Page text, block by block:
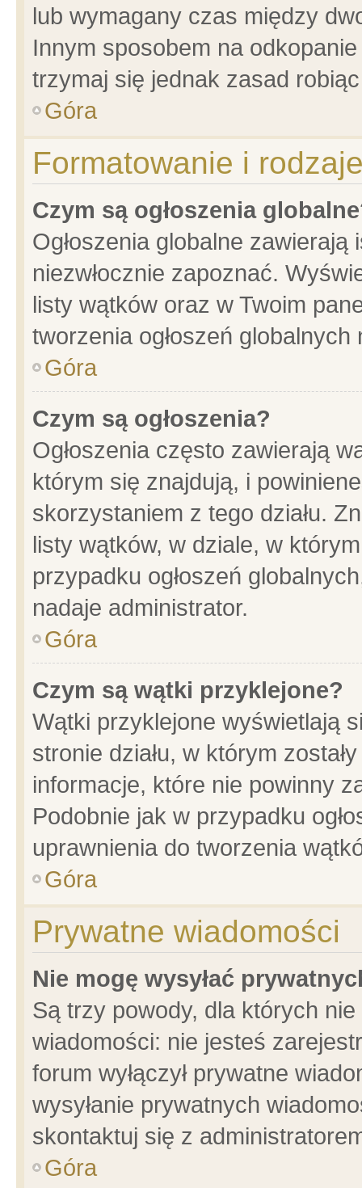
lub wymagany czas między
Innym sposobem na
trzymaj się jednak zasad
Góra
Formatowanie i
Czym są ogłoszenia
Ogłoszenia globalne
niezwłocznie zapoznać.
listy wątków oraz w Twoim
tworzenia ogłoszeń
Góra
Czym są ogłoszenia?
Ogłoszenia często zawierają
którym się znajdują, i
skorzystaniem z tego działu.
listy wątków, w dziale, w
przypadku ogłoszeń
nadaje administrator.
Góra
Czym są wątki przyklejone?
Wątki przyklejone wyświetlają
stronie działu, w którym
informacje, które nie powinny
Podobnie jak w przypadku
uprawnienia do tworzenia
Góra
Prywatne wiadomości
Nie mogę wysyłać
Są trzy powody, dla których
wiadomości: nie jesteś
forum wyłączył prywatne
wysyłanie prywatnych
skontaktuj się z
Góra